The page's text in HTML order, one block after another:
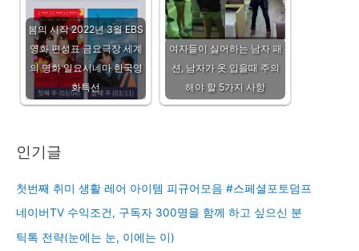
봄의 시작 2022년 3월 EBS
영화 편성표 금요극장 세계
의 명화 일요시네마 한국영
화특선
여자들이 싫어하는 남자 패
션, 남자가 옷 입을때 주의
해야 할 5가지 사항
인기글
첫번째 취미 생활 레어 아이템 피규어모음 #스페셜포토덤프
네이버TV 수익조건, 구독자 300명을 함께 하고 싶으신 분
틱톡 전략(눈에는 눈, 이에는 이)